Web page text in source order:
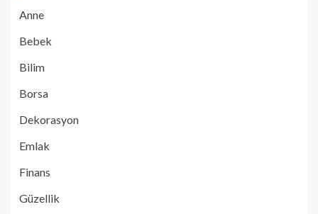
Anne
Bebek
Bilim
Borsa
Dekorasyon
Emlak
Finans
Güzellik